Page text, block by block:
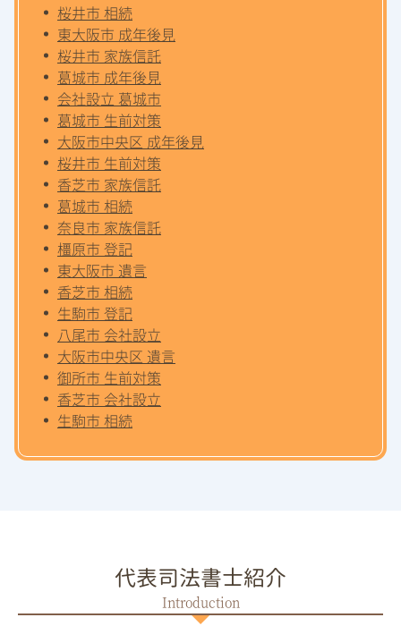
桜井市 相続
東大阪市 成年後見
桜井市 家族信託
葛城市 成年後見
会社設立 葛城市
葛城市 生前対策
大阪市中央区 成年後見
桜井市 生前対策
香芝市 家族信託
葛城市 相続
奈良市 家族信託
橿原市 登記
東大阪市 遺言
香芝市 相続
生駒市 登記
八尾市 会社設立
大阪市中央区 遺言
御所市 生前対策
香芝市 会社設立
生駒市 相続
代表司法書士紹介